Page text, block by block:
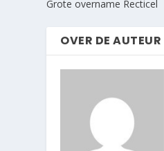
Grote overname Recticel
OVER DE AUTEUR